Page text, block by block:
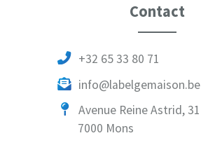
Contact
+32 65 33 80 71
info@labelgemaison.be
Avenue Reine Astrid, 31
7000 Mons